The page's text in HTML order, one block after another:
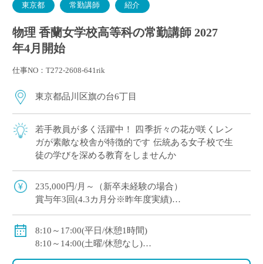
東京都 常勤講師 紹介
物理 香蘭女学校高等科の常勤講師 2027
年4月開始
仕事NO：T272-2608-641rik
東京都品川区旗の台6丁目
若手教員が多く活躍中！ 四季折々の花が咲くレン
ガが素敵な校舎が特徴的です 伝統ある女子校で生
徒の学びを深める教育をしませんか
235,000円/月～（新卒未経験の場合）
賞与年3回(4.3カ月分※昨年度実績)
大学新卒者の場合 年収4,600,000円程度
大学院卒者の場合 年収5,000,000円程度
8:10～17:00(平日/休憩1時間)
8:10～14:00(土曜/休憩なし)